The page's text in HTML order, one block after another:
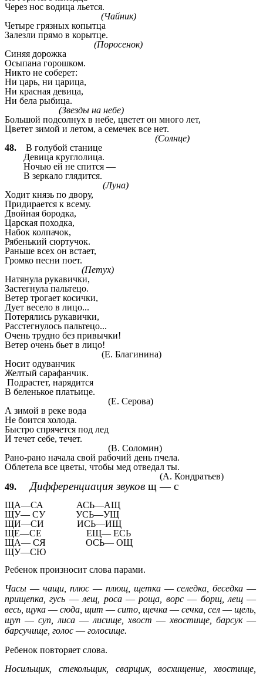
Через нос водица льется.
(Чайник)
Четыре грязных копытца
Залезли прямо в корытце.
(Поросенок)
Синяя дорожка
Осыпана горошком.
Никто не соберет:
Ни царь, ни царица,
Ни красная девица,
Ни бела рыбица.
(Звезды на небе)
Большой подсолнух в небе, цветет он много лет,
Цветет зимой и летом, а семечек все нет.
(Солнце)
48.
В голубой станице
Девица круглолица.
Ночью ей не спится —
В зеркало глядится.
(Луна)
Ходит князь по двору,
Придирается к всему.
Двойная бородка,
Царская походка,
Набок колпачок,
Рябенький сюртучок.
Раньше всех он встает,
Громко песни поет.
(Петух)
Натянула рукавички,
Застегнула пальтецо.
Ветер трогает косички,
Дует весело в лицо...
Потерялись рукавички,
Расстегнулось пальтецо...
Очень трудно без привычки!
Ветер очень бьет в лицо!
(Е. Благинина)
Носит одуванчик
Желтый сарафанчик.
Подрастет, нарядится
В беленькое платьице.
(Е. Серова)
А зимой в реке вода
Не боится холода.
Быстро спрячется под лед
И течет себе, течет.
(В. Соломин)
Рано-рано начала свой рабочий день пчела.
Облетела все цветы, чтобы мед отведал ты.
(А. Кондратьев)
49.
Дифференциация звуков щ — с
ЩА—СА
АСЬ—АЩ
ЩУ— СУ
УСЬ—УЩ
ЩИ—СИ ИСЬ—ИЩ
ЩЕ—СЕ ЕЩ— ЕСЬ
ЩА— СЯ ОСЬ— ОЩ
ЩУ—СЮ
Ребенок произносит слова парами.
Часы — чащи, плюс — плющ, щетка —селедка,беседка—
прищепка, гусь —лещ, роса —роща, ворс— борщ, лещ—
весь, щука—сюда, щит—сито, щечка—сечка, сел—щель,
щуп—суп, лиса—лисище, хвост—хвостище, барсук—
барсучище, голос — голосище.
Ребенок повторяет слова.
Носильщик, стекольщик, сварщик, восхищение, хвостище,